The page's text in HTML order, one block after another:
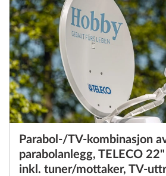
Parabol-/TV-kombinasjon
parabolanlegg, TELECO
inkl. tuner/mottaker, TV-